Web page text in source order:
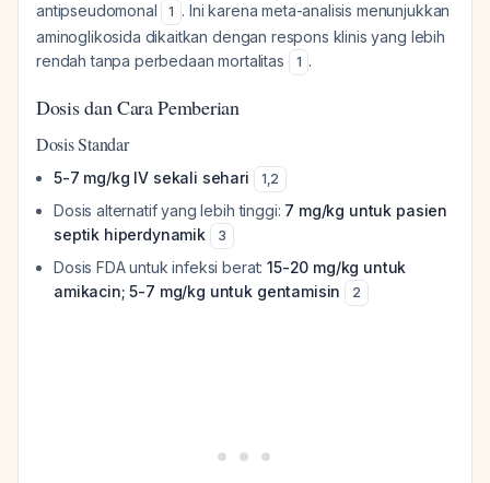
antipseudomonal
1 . Ini karena meta-analisis menunjukkan
aminoglikosida dikaitkan dengan respons klinis yang lebih
rendah tanpa perbedaan mortalitas
1 .
Dosis dan Cara Pemberian
Dosis Standar
5-7 mg/kg IV sekali sehari 1,2
Dosis alternatif yang lebih tinggi: 7 mg/kg untuk pasien
septik hiperdynamik
3
Dosis FDA untuk infeksi berat:15-20 mg/kg untuk
amikacin; 5-7 mg/kg untuk gentamisin
2